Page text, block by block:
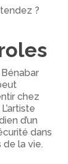
?
chez
d’un
dans
la vie.